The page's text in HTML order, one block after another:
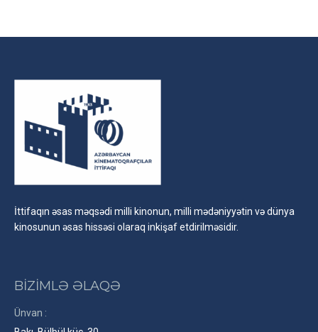
İttifaqın əsas məqsədi milli kinonun, milli mədəniyyətin və dünya
kinosunun əsas hissəsi olaraq inkişaf etdirilməsidir.
BİZİMLƏ ƏLAQƏ
Ünvan :